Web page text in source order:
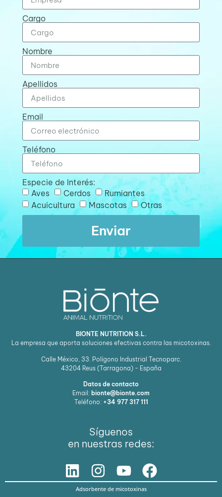
Cargo
Nombre
Apellidos
Email
Teléfono
Especie de Interés:
Aves
Cerdos
Rumiantes
Acuicultura
Mascotas Otras
Enviar
BIONTE NUTRITION S.L.
La empresa que aporta soluciones efectivas contra las micotoxinas.
Calle México, 33. Polígono Industrial Tecnoparc.
43204 Reus (Tarragona) - España
Datos de contacto
Email: bionte@bionte.com
Teléfono: +34 977 317 111
Síguenos
en nuestras redes:
Adsorbente de micotoxinas